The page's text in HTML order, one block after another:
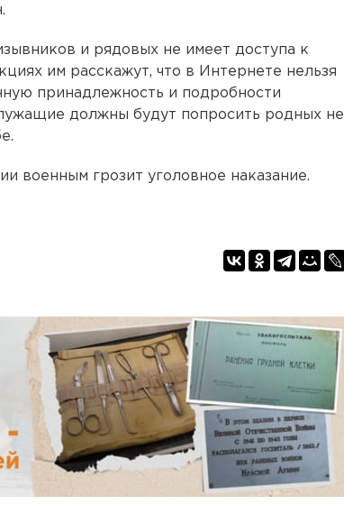
и рядовых не имеет доступа к
им расскажут, что в Интернете нельзя
принадлежность и подробности
должны будут попросить родных не
военным грозит уголовное наказание.